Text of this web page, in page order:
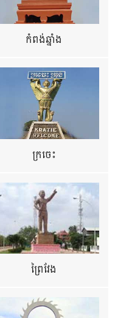
កំពង់ឆ្នាំង
ក្រចេះ
ព្រៃវែង